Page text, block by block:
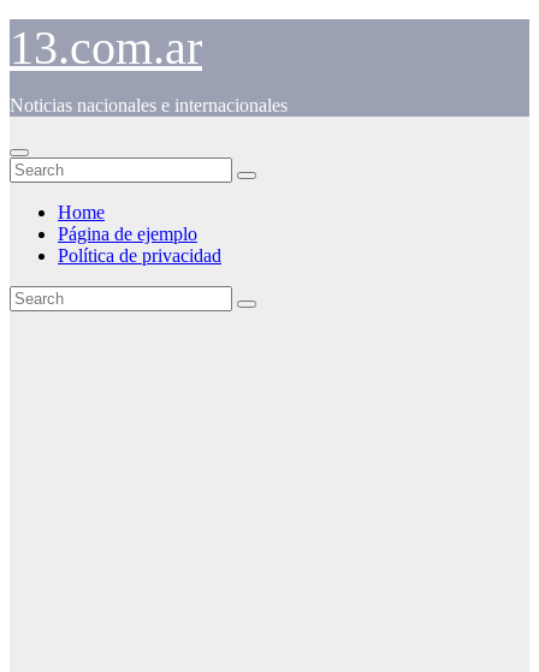
Skip
content
13.com.ar
Noticias nacionales e internacionales
Home
Página de ejemplo
Política de privacidad